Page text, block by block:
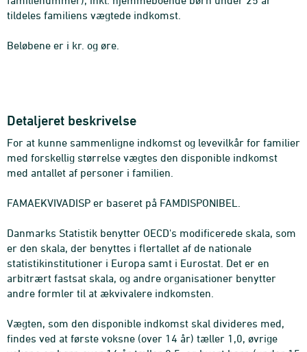
tildeles familiens vægtede indkomst.
Beløbene er i kr. og øre.
Detaljeret beskrivelse
For at kunne sammenligne indkomst og levevilkår for familier
med forskellig størrelse vægtes den disponible indkomst
med antallet af personer i familien.
FAMAEKVIVADISP er baseret på FAMDISPONIBEL.
Danmarks Statistik benytter OECD's modificerede skala, som
er den skala, der benyttes i flertallet af de nationale
statistikinstitutioner i Europa samt i Eurostat. Det er en
arbitrært fastsat skala, og andre organisationer benytter
andre formler til at ækvivalere indkomsten.
Vægten, som den disponible indkomst skal divideres med,
findes ved at første voksne (over 14 år) tæller 1,0, øvrige